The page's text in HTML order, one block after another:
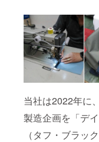
当社は2022年に
製造企画を「デ
（タフ・ブラッ